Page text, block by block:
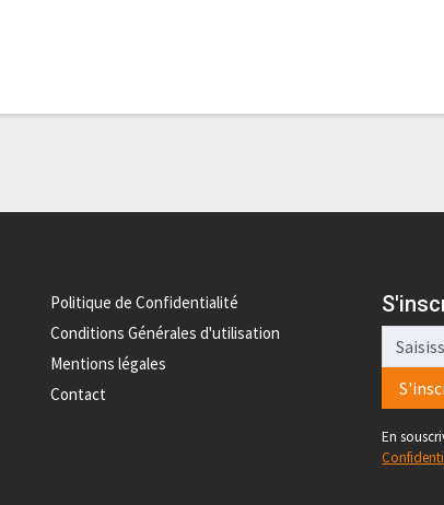
Politique de Confidentialité
Conditions Générales d'utilisation
Mentions légales
Contact
En